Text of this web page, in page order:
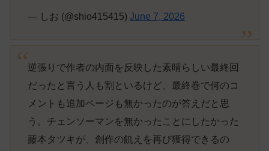
— しお (@shio415415) June 7, 2026
逆張りで作者の内面を反映した素晴らしい最終回
だったと言う人も割といるけど、最終巻で何のコ
メントも追加ページも無かったのが答えだと思
う。チェンソーマンを無かったことにしたかった
藤本タツキが、創作の飢えを再び獲得できるの